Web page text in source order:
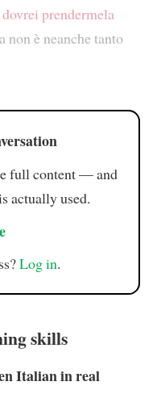
prendermela
non è neanche tanto
full content — and
actually used.
Log in.
skills
Italian in real